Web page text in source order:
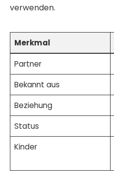
verwenden.
Merkmal
Partner
Bekannt aus
Beziehung
Status
Kinder